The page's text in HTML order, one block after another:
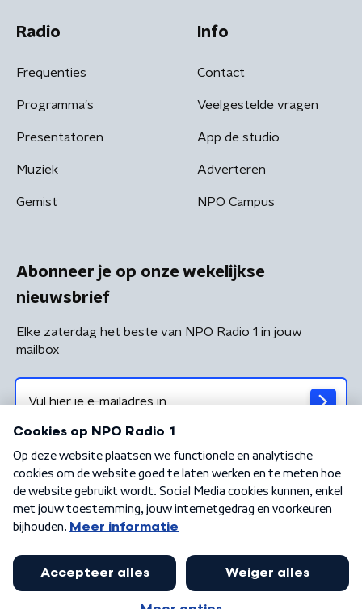
Radio
Frequenties
Programma's
Presentatoren
Muziek
Gemist
Info
Contact
Veelgestelde vragen
App de studio
Adverteren
NPO Campus
Abonneer je op onze wekelijkse
nieuwsbrief
Elke zaterdag het beste van NPO Radio 1 in jouw
mailbox
Algemene voorwaarden